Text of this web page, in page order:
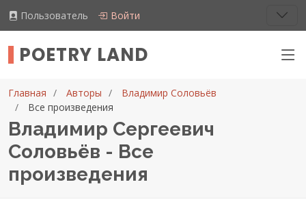
Пользователь Войти
POETRY LAND
Главная Авторы
Владимир Соловьёв
Все произведения
Владимир Сергеевич
Соловьёв - Все
произведения